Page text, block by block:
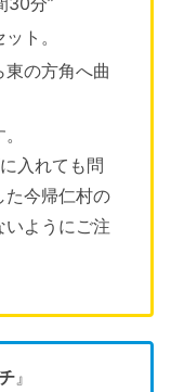
ト。
東の方角へ曲
入れても問
た今帰仁村の
いようにご注
』